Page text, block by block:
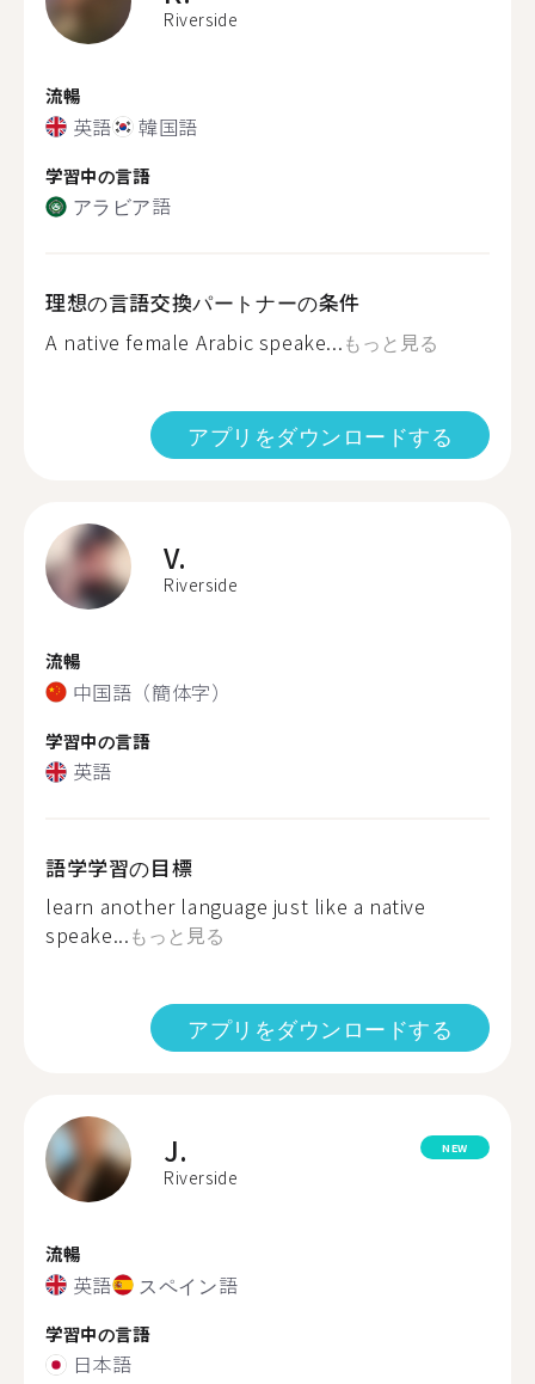
Riverside
流暢
英語 韓国語
学習中の言語
アラビア語
理想の言語交換パートナーの条件
A native female Arabic speake...もっと見る
アプリをダウンロードする
V.
Riverside
流暢
中国語（簡体字）
学習中の言語
英語
語学学習の目標
learn another language just like a native
speake...もっと見る
アプリをダウンロードする
J.
Riverside
NEW
流暢
英語 スペイン語
学習中の言語
日本語